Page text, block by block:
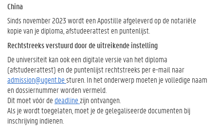
China
Sinds november 2023 wordt een Apostille afgeleverd op de notariële
kopie van je diploma, afstudeerattest en puntenlijst.
Rechtstreeks verstuurd door de uitreikende instelling
De universiteit kan ook een digitale versie van het diploma
(afstudeerattest) en de puntenlijst rechtstreeks per e-mail naar
admission@ugent.besturen. In het onderwerp moeten je volledige naam
en dossiernummer worden vermeld.
Dit moet vóór de deadlinezijn ontvangen.
Als je wordt toegelaten, moet je de gelegaliseerde documenten bij
inschrijving indienen.